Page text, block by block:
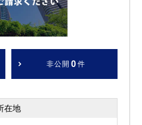
非公開 0 件
在地